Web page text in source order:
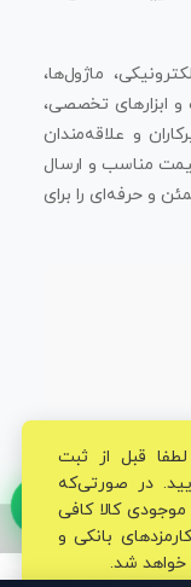
ماژول‌ها،
ابزارهای تخصصی،
و علاقه‌مندان
مناسب و ارسال
و حرفه‌ای را برای
محفوظ می‌باشد.
قبل از ثبت
در صورتی‌که
کالا کافی
بانکی و
خواهد شد.